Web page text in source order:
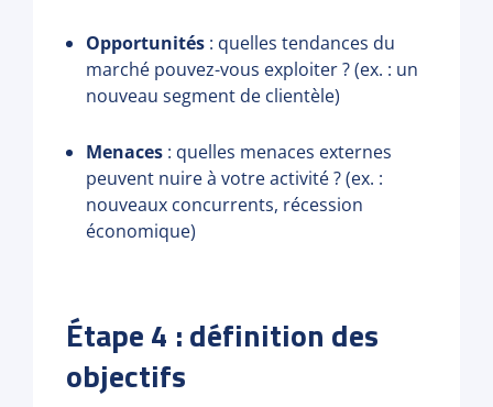
Opportunités : quelles tendances du
marché pouvez-vous exploiter ? (ex. : un
nouveau segment de clientèle)
Menaces : quelles menaces externes
peuvent nuire à votre activité ? (ex. :
nouveaux concurrents, récession
économique)
Étape 4 : définition des
objectifs